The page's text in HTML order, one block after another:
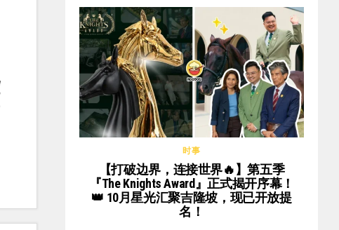
时事
【打破边界，连接世界🔥】第五季
『The Knights Award』正式揭开序幕！
👑 10月星光汇聚吉隆坡，现已开放提
名！